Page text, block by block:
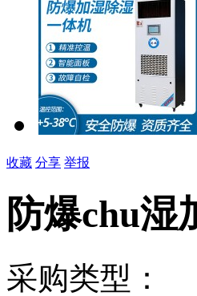
收藏 分享 举报
防爆chu湿
采购类型：